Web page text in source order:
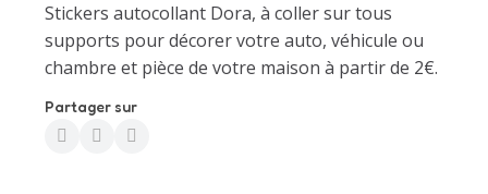
Stickers autocollant Dora, à coller sur tous
supports pour décorer votre auto, véhicule ou
chambre et pièce de votre maison à partir de 2€.
Partager sur